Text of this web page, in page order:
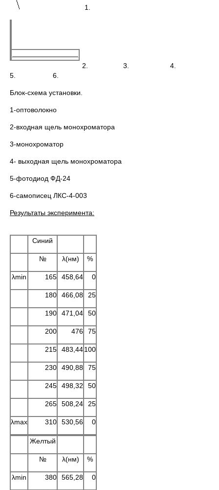
1.
2. 3. 4.
5. 6.
Блок-схема установки.
1-оптоволокно
2-входная щель монохроматора
3-монохроматор
4- выходная щель монохроматора
5-фотодиод ФД-24
6-самописец ЛКС-4-003
Результаты эксперимента:
Синий
№ λ(нм) %
λmin 165 458,64 0
180 466,08 25
190 471,04 50
200 476 75
215 483,44100
230 490,88 75
245 498,32 50
265 508,24 25
λmax 310 530,56 0
Желтый
№ λ(нм) %
λmin 380 565,28 0